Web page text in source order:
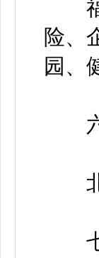
福
险、
园、
六
北
七